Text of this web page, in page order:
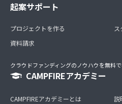
起案サポート
プロジェクトを作る
資料請求
クラウドファンディングのノウハウを無料
CAMPFIREアカデミー
CAMPFIREアカデミーとは
説